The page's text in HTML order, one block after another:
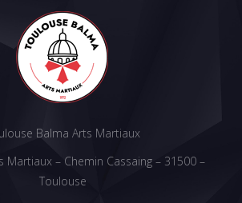
Balma Arts Martiaux
Martiaux – Chemin Cassaing – 31500 –
Toulouse